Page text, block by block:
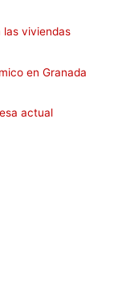
las viviendas
en Granada
actual